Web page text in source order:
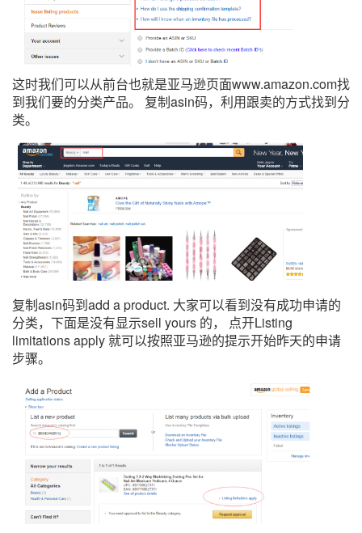
这时我们可以从前台也就是亚马逊页面www.amazon.com找
到我们要的分类产品。 复制asin码，利用跟卖的方式找到分
类。
复制asin码到add a product. 大家可以看到没有成功申请的
分类，下面是没有显示sell yours 的， 点开Listing
limitations apply 就可以按照亚马逊的提示开始昨天的申请
步骤。